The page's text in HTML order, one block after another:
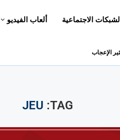
الشبكات الاجتماعية ألعاب الفيديو
TAG:
JEU